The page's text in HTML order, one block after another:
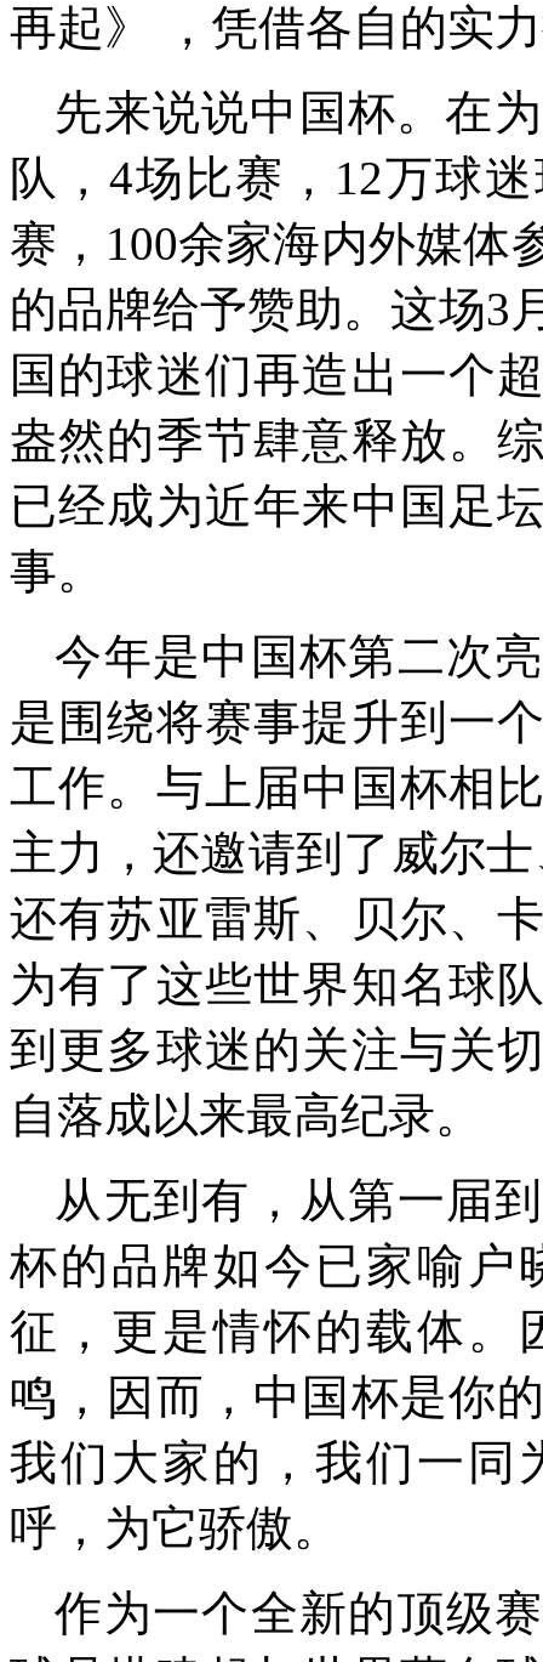
再起》 ，凭借各自的实
先来说说中国杯。在
队，4场比赛，12万球
赛，100余家海内外媒体
的品牌给予赞助。这场3
国的球迷们再造出一个
盎然的季节肆意释放。
已经成为近年来中国足
事。
今年是中国杯第二次
是围绕将赛事提升到一
工作。与上届中国杯相
主力，还邀请到了威尔
还有苏亚雷斯、贝尔、
为有了这些世界知名球
到更多球迷的关注与关
自落成以来最高纪录。
从无到有，从第一届
杯的品牌如今已家喻户
征，更是情怀的载体。
鸣，因而，中国杯是你
我们大家的，我们一同
呼，为它骄傲。
作为一个全新的顶级